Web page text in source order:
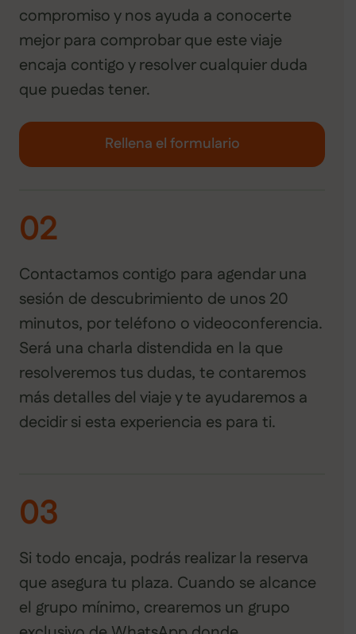
compromiso y nos ayuda a conocerte
mejor para comprobar que este viaje
encaja contigo y resolver cualquier duda
que puedas tener.
Rellena el formulario
02
Contactamos contigo para agendar una
sesión de descubrimiento de unos 20
minutos, por teléfono o videoconferencia.
Será una charla distendida en la que
resolveremos tus dudas, te contaremos
más detalles del viaje y te ayudaremos a
decidir si esta experiencia es para ti.
03
Si todo encaja, podrás realizar la reserva
que asegura tu plaza. Cuando se alcance
el grupo mínimo, crearemos un grupo